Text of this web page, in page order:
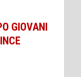
GIOVANI